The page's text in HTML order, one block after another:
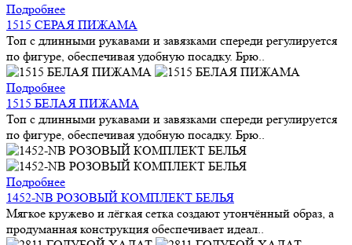
Подробнее
1515 СЕРАЯ ПИЖАМА
Топ с длинными рукавами и завязками спереди регулируется
по фигуре, обеспечивая удобную посадку. Брю..
Подробнее
1515 БЕЛАЯ ПИЖАМА
Топ с длинными рукавами и завязками спереди регулируется
по фигуре, обеспечивая удобную посадку. Брю..
Подробнее
1452-NB РОЗОВЫЙ КОМПЛЕКТ БЕЛЬЯ
Мягкое кружево и лёгкая сетка создают утончённый образ, а
продуманная конструкция обеспечивает идеал..